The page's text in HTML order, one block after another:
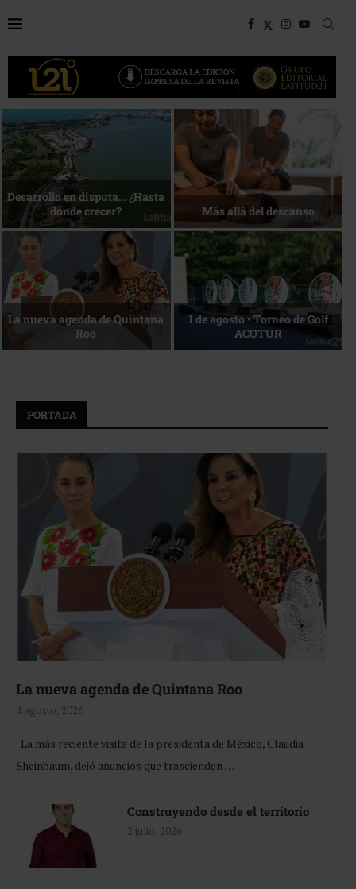
Bottega, un viaje servido a la
mesa
Energía que Impulsa la
competitividad
Reconocimiento de viajeros La esencia del servicio
PORTADA
La nueva agenda de Quintana Roo
4 agosto, 2026
La más reciente visita de la presidenta de México, Claudia
Sheinbaum, dejó anuncios que trascienden …
Construyendo desde el territorio
2 julio, 2026